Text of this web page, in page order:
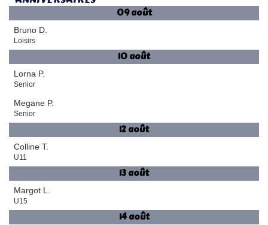
09 août
Bruno D.
Loisirs
10 août
Lorna P.
Senior
Megane P.
Senior
12 août
Colline T.
U11
13 août
Margot L.
U15
14 août